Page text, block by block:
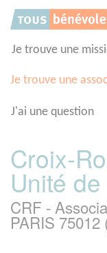
Je trouve une
Je trouve une
J'ai une question
Croix-
Unité
CRF -
PARIS 75012
Panneau de gestion des